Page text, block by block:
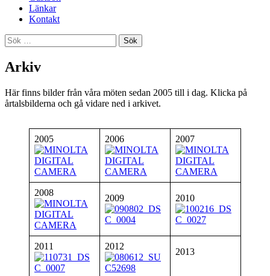
Länkar
Kontakt
Sök
efter:
Arkiv
Här finns bilder från våra möten sedan 2005 till i dag. Klicka på
årtalsbilderna och gå vidare ned i arkivet.
2005 2006 2007
2008
2009 2010
2011 2012
2013